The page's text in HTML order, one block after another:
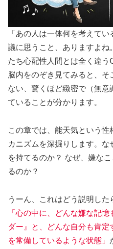
「あの人は一体何を考えて
議に思うこと、ありますよ
たち心配性人間とは全く違
脳内をのぞき見てみると、
ない、驚くほど緻密で（無
ていることが分かります。
この章では、能天気という
カニズムを深掘りします。な
を持てるのか？ なぜ、嫌な
るのか？
うーん、これはどう説明し
「心の中に、どんな嫌な記
ダー』と、どんな自分も肯定
を常備しているような状態」